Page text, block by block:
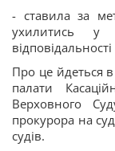
- ставила за
ухилитись у
Про це йдеться в
палати
Верховного
прокурора на
судів.